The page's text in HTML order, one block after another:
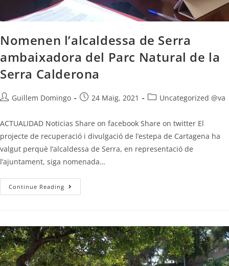
Nomenen l’alcaldessa de Serra
ambaixadora del Parc Natural de la
Serra Calderona
Guillem Domingo 24 Maig, 2021 Uncategorized @va
ACTUALIDAD Noticias Share on facebook Share on twitter El
projecte de recuperació i divulgació de l’estepa de Cartagena ha
valgut perquè l’alcaldessa de Serra, en representació de
l’ajuntament, siga nomenada…
Continue Reading